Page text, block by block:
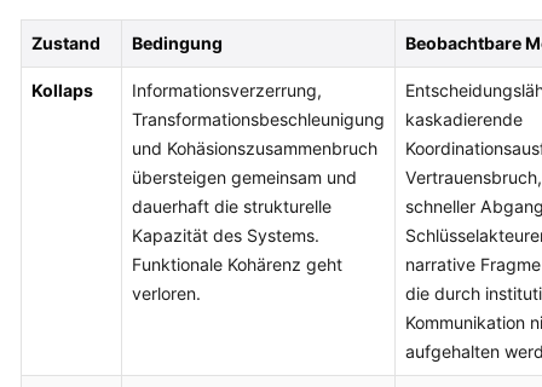
Zustand Bedingung Beobachtbare
Kollaps
Informationsverzerrung,
Transformationsbeschleunigung
und Kohäsionszusammenbruch
übersteigen gemeinsam und
dauerhaft die strukturelle
Kapazität des Systems.
Funktionale Kohärenz geht
verloren.
kaskadierende
Vertrauensbruch,
schneller
narrative
die durch
Kommunikation
aufgehalten